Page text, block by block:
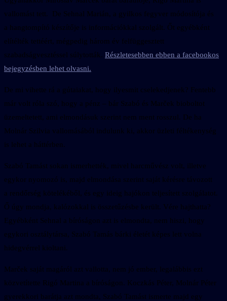
vallomást tett. De Sehnal Marián, a gyilkos fegyver módosítója és
a hangtompító készítője is információkkal szolgált. Őt egyébként
elítélték tettéért, mégpedig három év felfüggesztett
szabadságvesztéssel súlytották. Részletesebben ebben a facebookos
bejegyzésben lehet olvasni.
De mi vihette rá a gútaiakat, hogy ilyesmit cselekedjenek? Fentebb
már volt róla szó, hogy a pénz – bár Szabó és Marček bioboltot
üzemeltetett, ami elmondásuk szerint nem ment rosszul. De ha
Molnár Szilvia vallomásából indulunk ki, akkor üzleti féltékenység
is lehet a háttérben.
Szabó Tamást sokan ismerhették, mivel harcművész volt, illetve
egykor nyomozó is, majd elmondása szerint saját kérésre távozott
a rendőrség kötelékéből, és egy ideig hajókon teljesített szolgálatot.
Ő úgy mondja, kalózokkal is összetűzésbe került. Vére hajthatta?
Egyébként Sehnal a bíróságon azt is elmondta, nem hiszi, hogy
egykori osztálytársa, Szabó Tamás bárki életét képes lett volna
hidegvérrel kioltani.
Marček saját magáról azt vallotta, nem jó ember, legalábbis ezt
közvetítette Rigó Martina a bíróságon. Koczkás Péter, Molnár Péter
gyerekkori barátja azt mondta, Szabó Tamást ismerte majd egy